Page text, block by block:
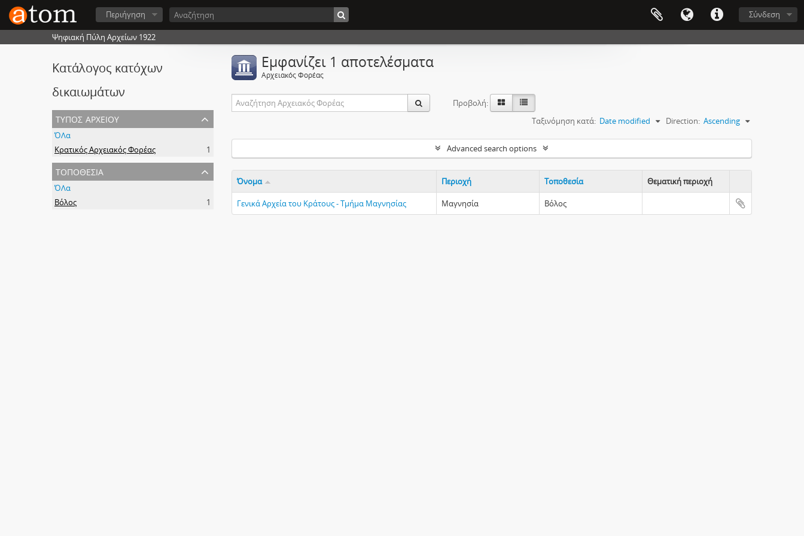
Σύνδεση
Περιήγηση
Ψηφιακή Πύλη Αρχείων 1922
Κατάλογος κατόχων
δικαιωμάτων
τύπος αρχείου
ΌΛα
Κρατικός Αρχειακός Φορέας
1
τοποθεσία
ΌΛα
Βόλος
1
Εμφανίζει 1 αποτελέσματα
Αρχειακός Φορέας
Προβολή:
Ταξινόμηση κατά: Date modified Direction: Ascending
Advanced search options
Όνομα Περιοχή Τοποθεσία
Θεματική περιοχή
Clipboard
Γενικά Αρχεία του Κράτους - Τμήμα Μαγνησίας
Μαγνησία Βόλος